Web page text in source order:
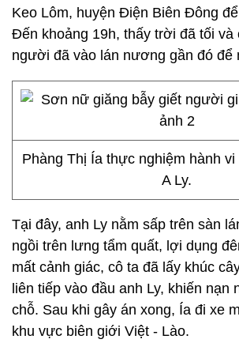
Keo Lôm, huyện Điện Biên Đông
Đến khoảng 19h, thấy trời đã tối và
người đã vào lán nương gần đó để
Phàng Thị Ía thực nghiệm hành
A Ly.
Tại đây, anh Ly nằm sấp trên sàn
ngồi trên lưng tẩm quất, lợi dụng
mất cảnh giác, cô ta đã lấy khúc
liên tiếp vào đầu anh Ly, khiến nạn
chỗ. Sau khi gây án xong, Ía đi xe
khu vực biên giới Việt - Lào.